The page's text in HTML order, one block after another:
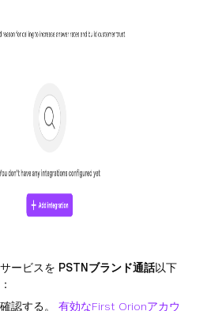
ービスを PSTNブランド通話以下
認する。 有効なFirst Orionアカウ